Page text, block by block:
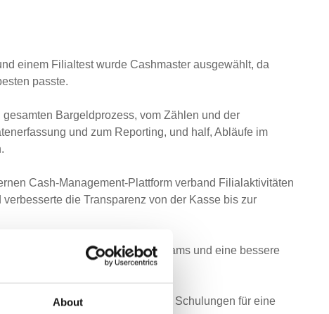
About
einem Filialtest wurde Cashmaster ausgewählt, da
passte.
Bargeldprozess, vom Zählen und der
und zum Reporting, und half, Abläufe im
Cash-Management-Plattform verband Filialaktivitäten
die Transparenz von der Kasse bis zur
Prozess für die Filialteams und eine bessere
fortgesetzt, mit virtuellen Schulungen für eine